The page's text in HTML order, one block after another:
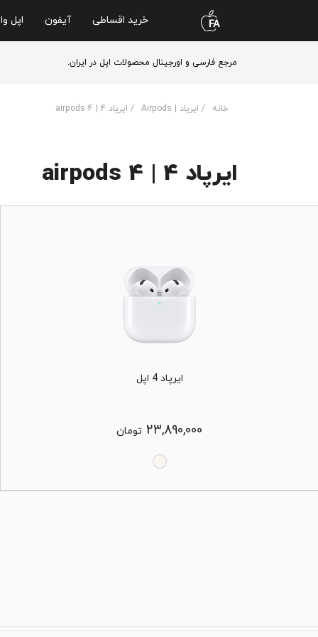
خرید اقساطی آیفون اپل
مرجع فارسی و اورجینال محصولات اپل در ایران.
خانه / ایرپاد | Airpods / ایرپاد 4 | airpods 4
ایرپاد 4 | airpods 4
ایرپاد 4 اپل
23,890,000 تومان